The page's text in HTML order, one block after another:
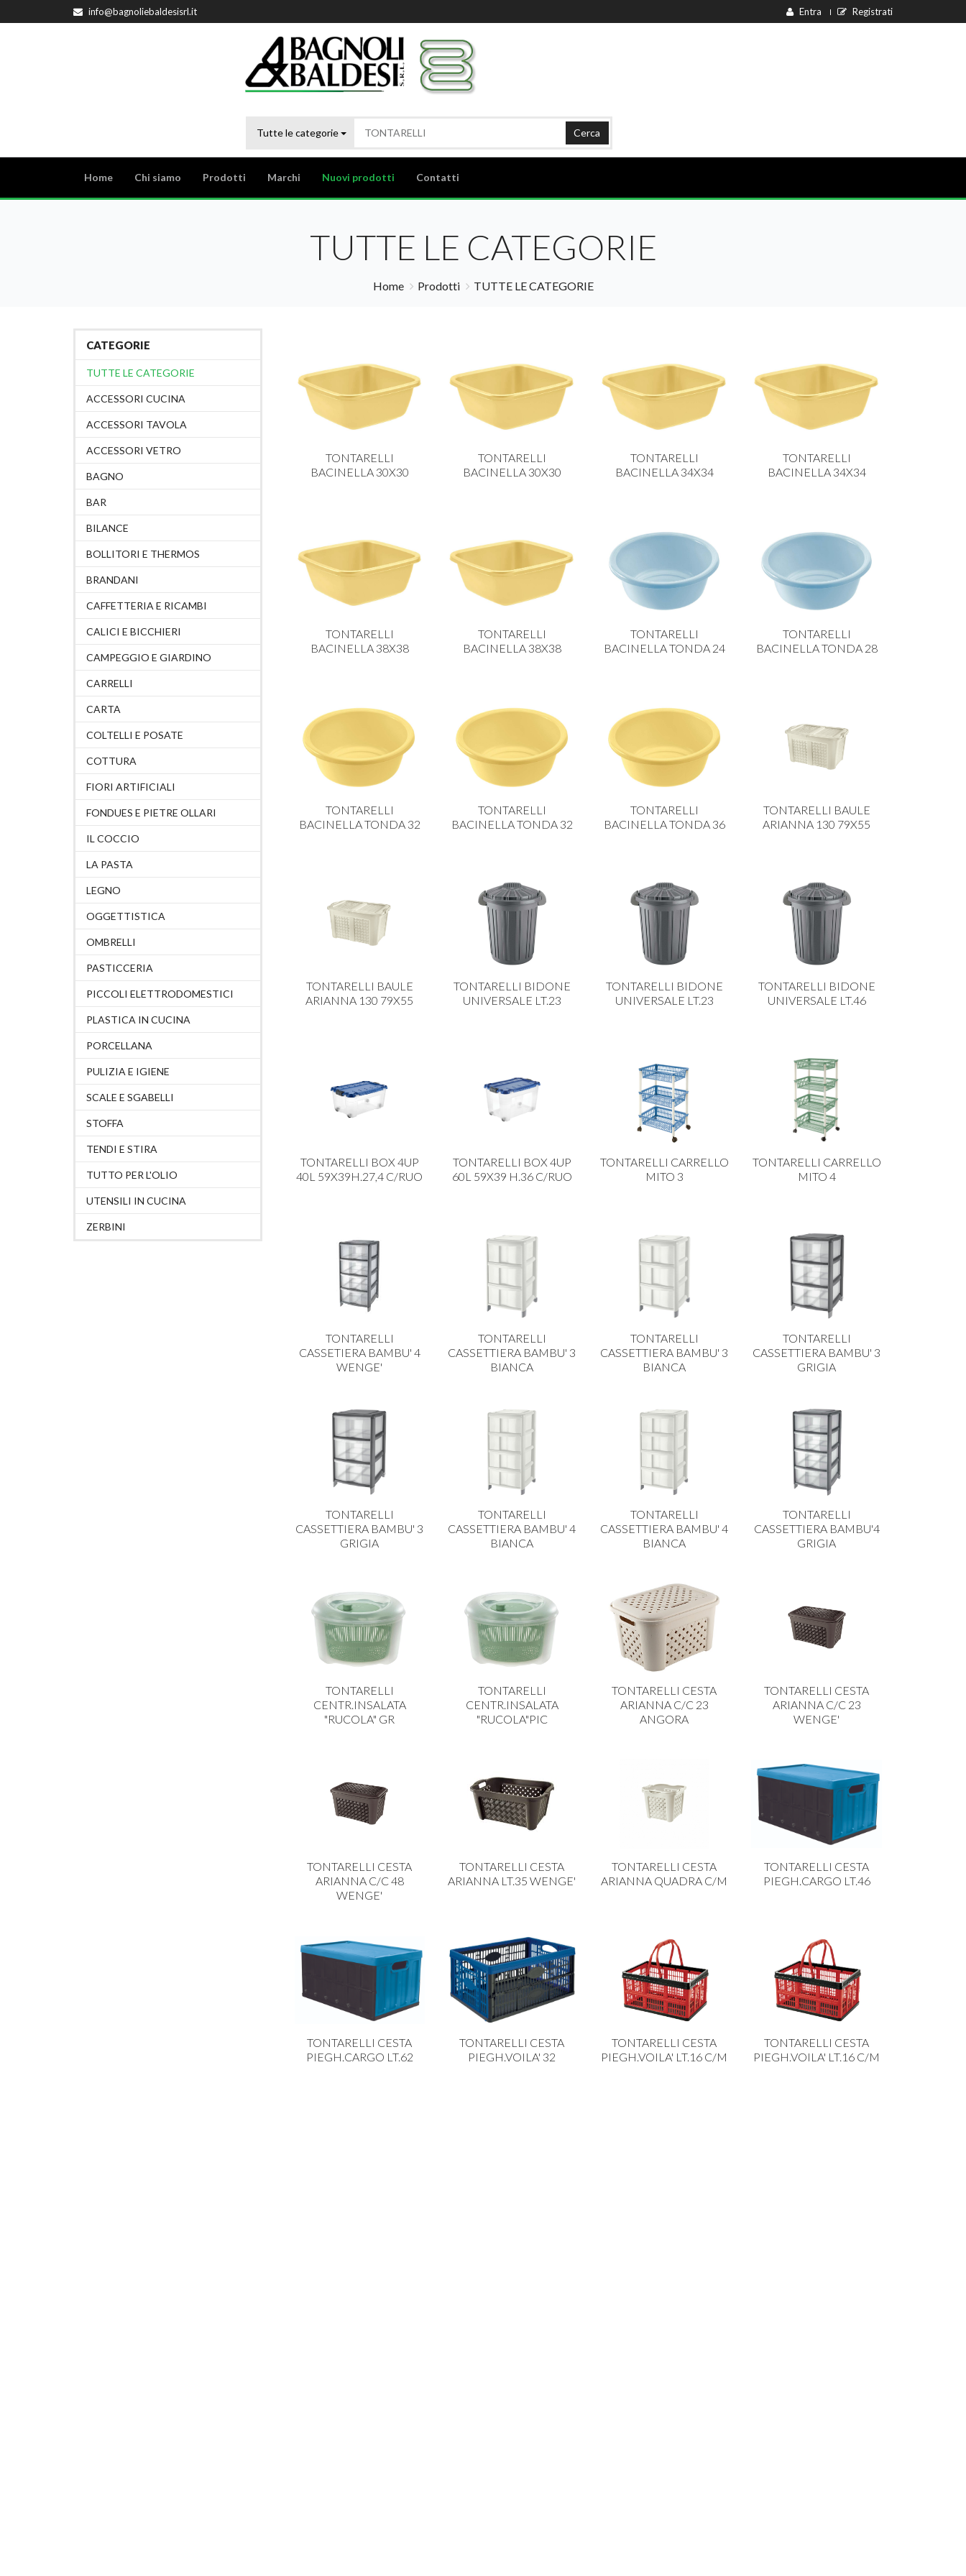
info@bagnoliebaldesisrl.it Entra Registrati
Tutte le categorie Cerca
Home Chi siamo Prodotti Marchi Nuovi prodotti Contatti
TUTTE LE CATEGORIE
Home Prodotti TUTTE LE CATEGORIE
CATEGORIE
TUTTE LE CATEGORIE
ACCESSORI CUCINA
ACCESSORI TAVOLA
ACCESSORI VETRO
BAGNO
BAR
BILANCE
BOLLITORI E THERMOS
BRANDANI
CAFFETTERIA E RICAMBI
CALICI E BICCHIERI
CAMPEGGIO E GIARDINO
CARRELLI
CARTA
COLTELLI E POSATE
COTTURA
FIORI ARTIFICIALI
FONDUES E PIETRE OLLARI
IL COCCIO
LA PASTA
LEGNO
OGGETTISTICA
OMBRELLI
PASTICCERIA
PICCOLI ELETTRODOMESTICI
PLASTICA IN CUCINA
PORCELLANA
PULIZIA E IGIENE
SCALE E SGABELLI
STOFFA
TENDI E STIRA
TUTTO PER L'OLIO
UTENSILI IN CUCINA
ZERBINI
TONTARELLI
BACINELLA 30X30
TONTARELLI
BACINELLA 30X30
TONTARELLI
BACINELLA 34X34
TONTARELLI
BACINELLA 34X34
TONTARELLI
BACINELLA 38X38
TONTARELLI
BACINELLA 38X38
TONTARELLI
BACINELLA TONDA 24
TONTARELLI
BACINELLA TONDA 28
TONTARELLI
BACINELLA TONDA 32
TONTARELLI
BACINELLA TONDA 32
TONTARELLI
BACINELLA TONDA 36
TONTARELLI BAULE
ARIANNA 130 79X55
TONTARELLI BAULE
ARIANNA 130 79X55
TONTARELLI BIDONE
UNIVERSALE LT.23
TONTARELLI BIDONE
UNIVERSALE LT.23
TONTARELLI BIDONE
UNIVERSALE LT.46
TONTARELLI BOX 4UP
40L 59X39H.27,4 C/RUO
TONTARELLI BOX 4UP
60L 59X39 H.36 C/RUO
TONTARELLI CARRELLO
MITO 3
TONTARELLI CARRELLO
MITO 4
TONTARELLI
CASSETIERA BAMBU' 4
WENGE'
TONTARELLI
CASSETTIERA BAMBU' 3
BIANCA
TONTARELLI
CASSETTIERA BAMBU' 3
BIANCA
TONTARELLI
CASSETTIERA BAMBU' 3
GRIGIA
TONTARELLI
CASSETTIERA BAMBU' 3
GRIGIA
TONTARELLI
CASSETTIERA BAMBU' 4
BIANCA
TONTARELLI
CASSETTIERA BAMBU' 4
BIANCA
TONTARELLI
CASSETTIERA BAMBU'4
GRIGIA
TONTARELLI
CENTR.INSALATA
"RUCOLA" GR
TONTARELLI
CENTR.INSALATA
"RUCOLA"PIC
TONTARELLI CESTA
ARIANNA C/C 23
ANGORA
TONTARELLI CESTA
ARIANNA C/C 23
WENGE'
TONTARELLI CESTA
ARIANNA C/C 48
WENGE'
TONTARELLI CESTA
ARIANNA LT.35 WENGE'
TONTARELLI CESTA
ARIANNA QUADRA C/M
TONTARELLI CESTA
PIEGH.CARGO LT.46
TONTARELLI CESTA
PIEGH.CARGO LT.62
TONTARELLI CESTA
PIEGH.VOILA' 32
TONTARELLI CESTA
PIEGH.VOILA' LT.16 C/M
TONTARELLI CESTA
PIEGH.VOILA' LT.16 C/M